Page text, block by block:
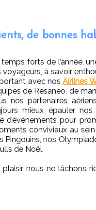
de bonnes
forts de l’année,
à savoir
avec nos Airlines
de Resaneo, de
nos partenaires
mieux épauler nos
d’évènements pour
conviviaux au
Pingouins, nos
de Noël.
nous ne lâchons